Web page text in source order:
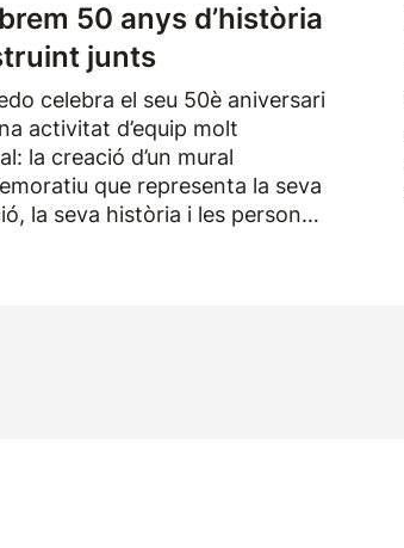
50 anys d’història
junts
celebra el seu 50è aniversari
activitat d’equip molt
la creació d’un mural
que representa la seva
la seva història i les persones